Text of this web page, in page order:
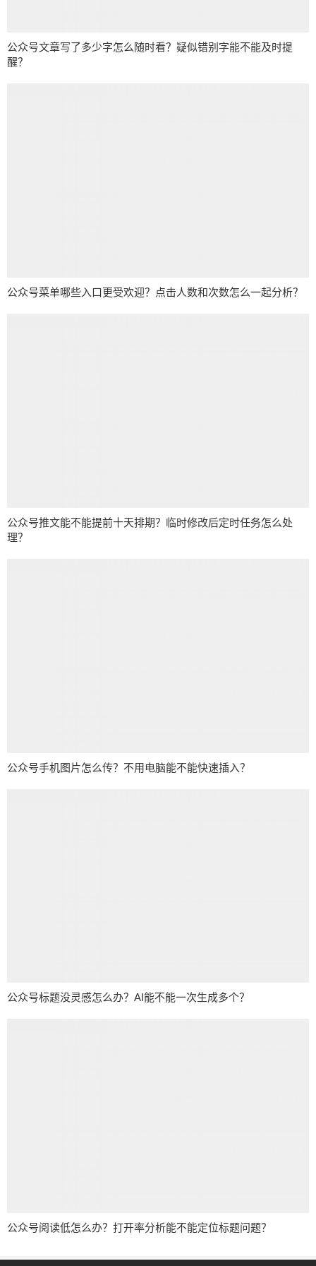
公众号文章写了多少字怎么随时看？疑似错别字能不能及时提
醒？
公众号菜单哪些入口更受欢迎？点击人数和次数怎么一起分析？
公众号推文能不能提前十天排期？临时修改后定时任务怎么处
理？
公众号手机图片怎么传？不用电脑能不能快速插入？
公众号标题没灵感怎么办？AI能不能一次生成多个？
公众号阅读低怎么办？打开率分析能不能定位标题问题？